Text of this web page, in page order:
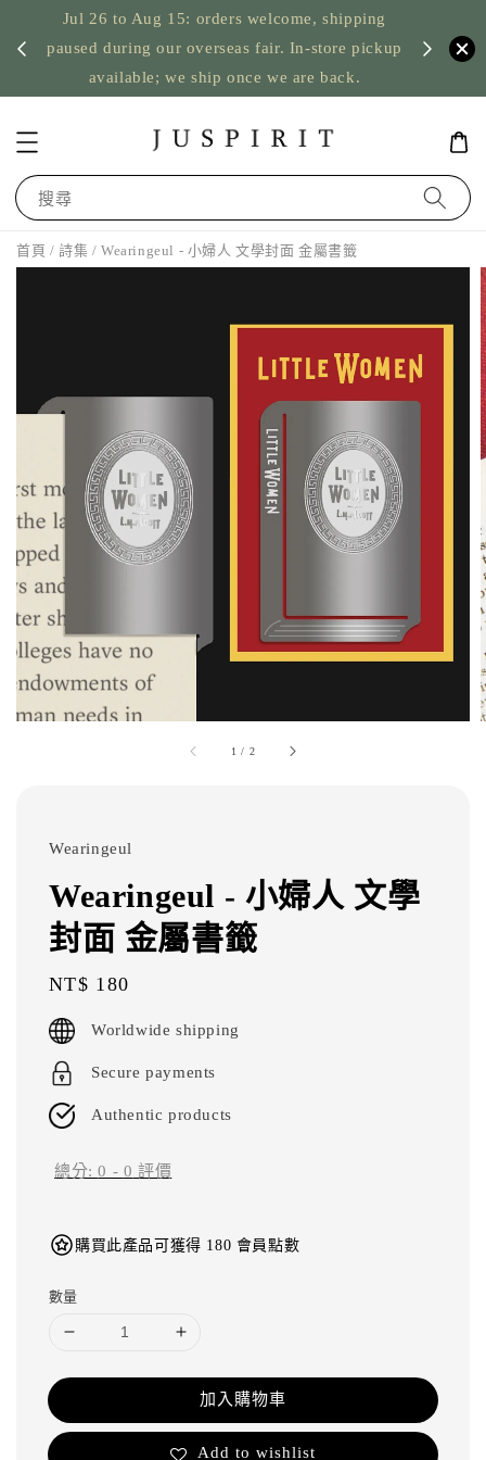
Jul 26 to Aug 15: orders welcome, shipping
paused during our overseas fair. In-store pickup
available; we ship once we are back.
US
搜尋
首頁 / 詩集 / Wearingeul - 小婦人 文學封面 金屬書籤
1 / 2
Wearingeul
Wearingeul - 小婦人 文學
封面 金屬書籤
Regular
price
NT$ 180
Worldwide shipping
Secure payments
Authentic products
總分:0 - 0 評價
購買此產品可獲得 180 會員點數
數量
加入購物車
Add to wishlist